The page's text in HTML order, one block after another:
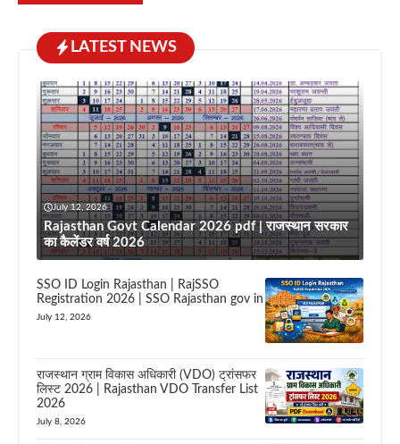
LATEST NEWS
July 12, 2026
Rajasthan Govt Calendar 2026 pdf | राजस्थान सरकार
का कैलेंडर वर्ष 2026
SSO ID Login Rajasthan | RajSSO
Registration 2026 | SSO Rajasthan gov in
July 12, 2026
राजस्थान ग्राम विकास अधिकारी (VDO) ट्रांसफर
लिस्ट 2026 | Rajasthan VDO Transfer List
2026
July 8, 2026